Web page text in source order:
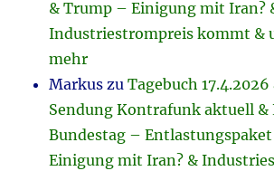
& Trump – Einigung mit Iran?
Industriestrompreis kommt &
mehr
Markus zuTagebuch
Sendung Kontrafunk aktuell &
Bundestag –
Einigung mit Iran? &